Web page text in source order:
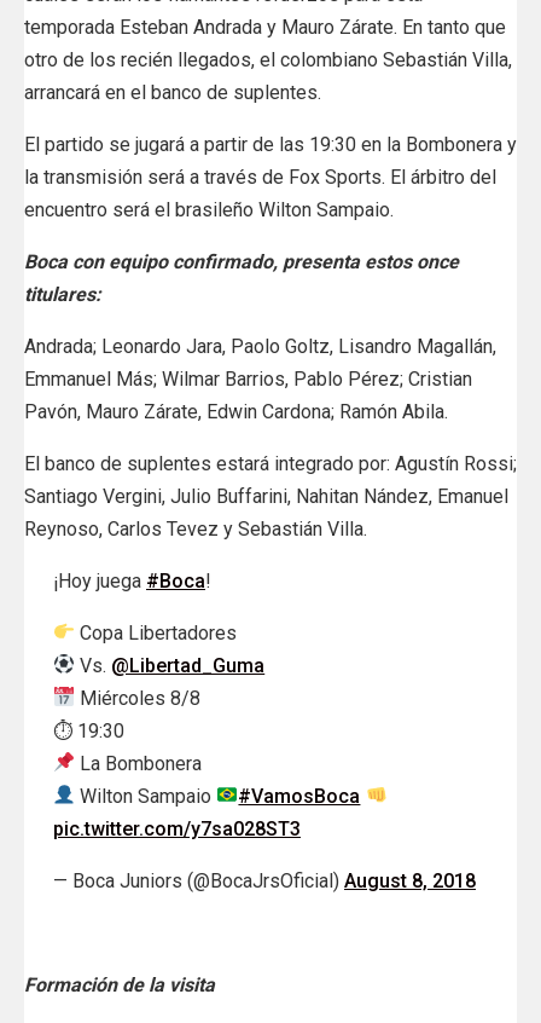
temporada Esteban Andrada y Mauro Zárate. En tanto que
otro de los recién llegados, el colombiano Sebastián Villa,
arrancará en el banco de suplentes.
El partido se jugará a partir de las 19:30 en la Bombonera y
la transmisión será a través de Fox Sports. El árbitro del
encuentro será el brasileño Wilton Sampaio.
Boca con equipo confirmado, presenta estos once
titulares:
Andrada; Leonardo Jara, Paolo Goltz, Lisandro Magallán,
Emmanuel Más; Wilmar Barrios, Pablo Pérez; Cristian
Pavón, Mauro Zárate, Edwin Cardona; Ramón Abila.
El banco de suplentes estará integrado por: Agustín Rossi;
Santiago Vergini, Julio Buffarini, Nahitan Nández, Emanuel
Reynoso, Carlos Tevez y Sebastián Villa.
¡Hoy juega #Boca!
Copa Libertadores
Vs. @Libertad_Guma
Miércoles 8/8
⏱ 19:30
La Bombonera
Wilton Sampaio
#VamosBoca
pic.twitter.com/y7sa028ST3
— Boca Juniors (@BocaJrsOficial) August 8, 2018
Formación de la visita